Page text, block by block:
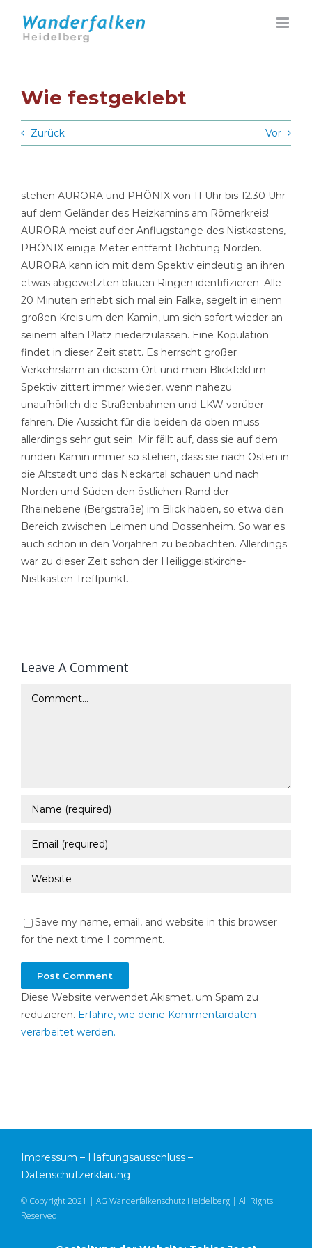
Inhalt
springen
Wie festgeklebt
Zurück Vor
stehen AURORA und PHÖNIX von 11 Uhr bis 12.30 Uhr
auf dem Geländer des Heizkamins am Römerkreis!
AURORA meist auf der Anflugstange des Nistkastens,
PHÖNIX einige Meter entfernt Richtung Norden.
AURORA kann ich mit dem Spektiv eindeutig an ihren
etwas abgewetzten blauen Ringen identifizieren. Alle
20 Minuten erhebt sich mal ein Falke, segelt in einem
großen Kreis um den Kamin, um sich sofort wieder an
seinem alten Platz niederzulassen. Eine Kopulation
findet in dieser Zeit statt. Es herrscht großer
Verkehrslärm an diesem Ort und mein Blickfeld im
Spektiv zittert immer wieder, wenn nahezu
unaufhörlich die Straßenbahnen und LKW vorüber
fahren. Die Aussicht für die beiden da oben muss
allerdings sehr gut sein. Mir fällt auf, dass sie auf dem
runden Kamin immer so stehen, dass sie nach Osten in
die Altstadt und das Neckartal schauen und nach
Norden und Süden den östlichen Rand der
Rheinebene (Bergstraße) im Blick haben, so etwa den
Bereich zwischen Leimen und Dossenheim. So war es
auch schon in den Vorjahren zu beobachten. Allerdings
war zu dieser Zeit schon der Heiliggeistkirche-
Nistkasten Treffpunkt…
Leave A Comment
Comment
Save my name, email, and website in this browser
for the next time I comment.
Diese Website verwendet Akismet, um Spam zu
reduzieren. Erfahre, wie deine Kommentardaten
verarbeitet werden.
Impressum – Haftungsausschluss –
Datenschutzerklärung
© Copyright 2021 | AG Wanderfalkenschutz Heidelberg | All Rights
Reserved